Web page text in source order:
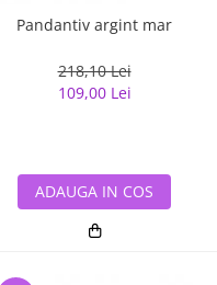
Pandantiv argint mar
218,10 Lei
109,00 Lei
ADAUGA IN COS